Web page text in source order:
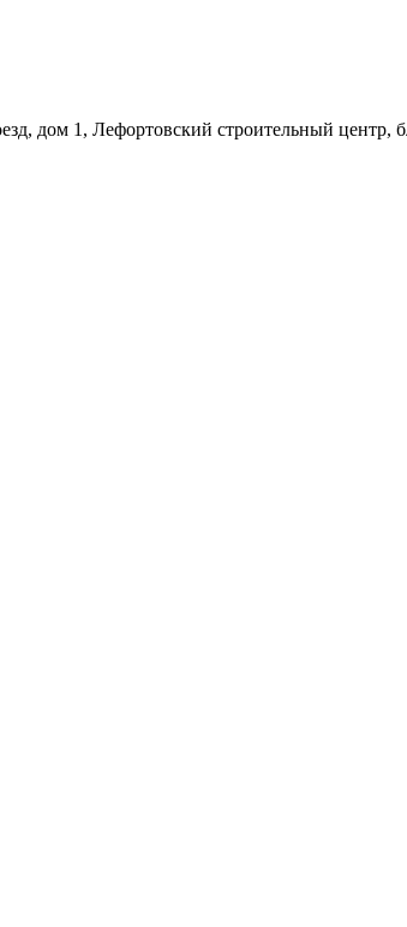
дом 1, Лефортовский строительный